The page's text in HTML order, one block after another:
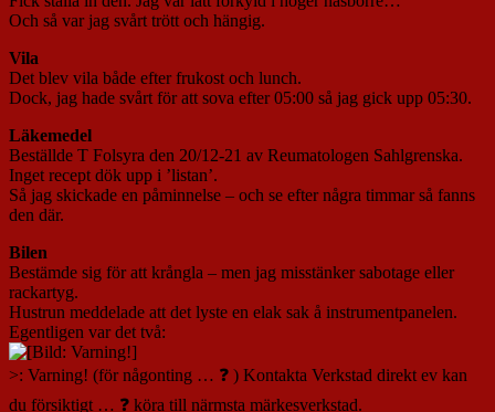
Och så var jag svårt trött och hängig.
Vila
Det blev vila både efter frukost och lunch.
Dock, jag hade svårt för att sova efter 05:00 så jag gick upp 05:30.
Läkemedel
Beställde T Folsyra den 20/12-21 av Reumatologen Sahlgrenska.
Inget recept dök upp i ’listan’.
Så jag skickade en påminnelse – och se efter några timmar så fanns
den där.
Bilen
Bestämde sig för att krångla – men jag misstänker sabotage eller
rackartyg.
Hustrun meddelade att det lyste en elak sak å instrumentpanelen.
Egentligen var det två:
>: Varning! (för någonting … ❓ ) Kontakta Verkstad direkt ev kan
du försiktigt … ❓ köra till närmsta märkesverkstad.